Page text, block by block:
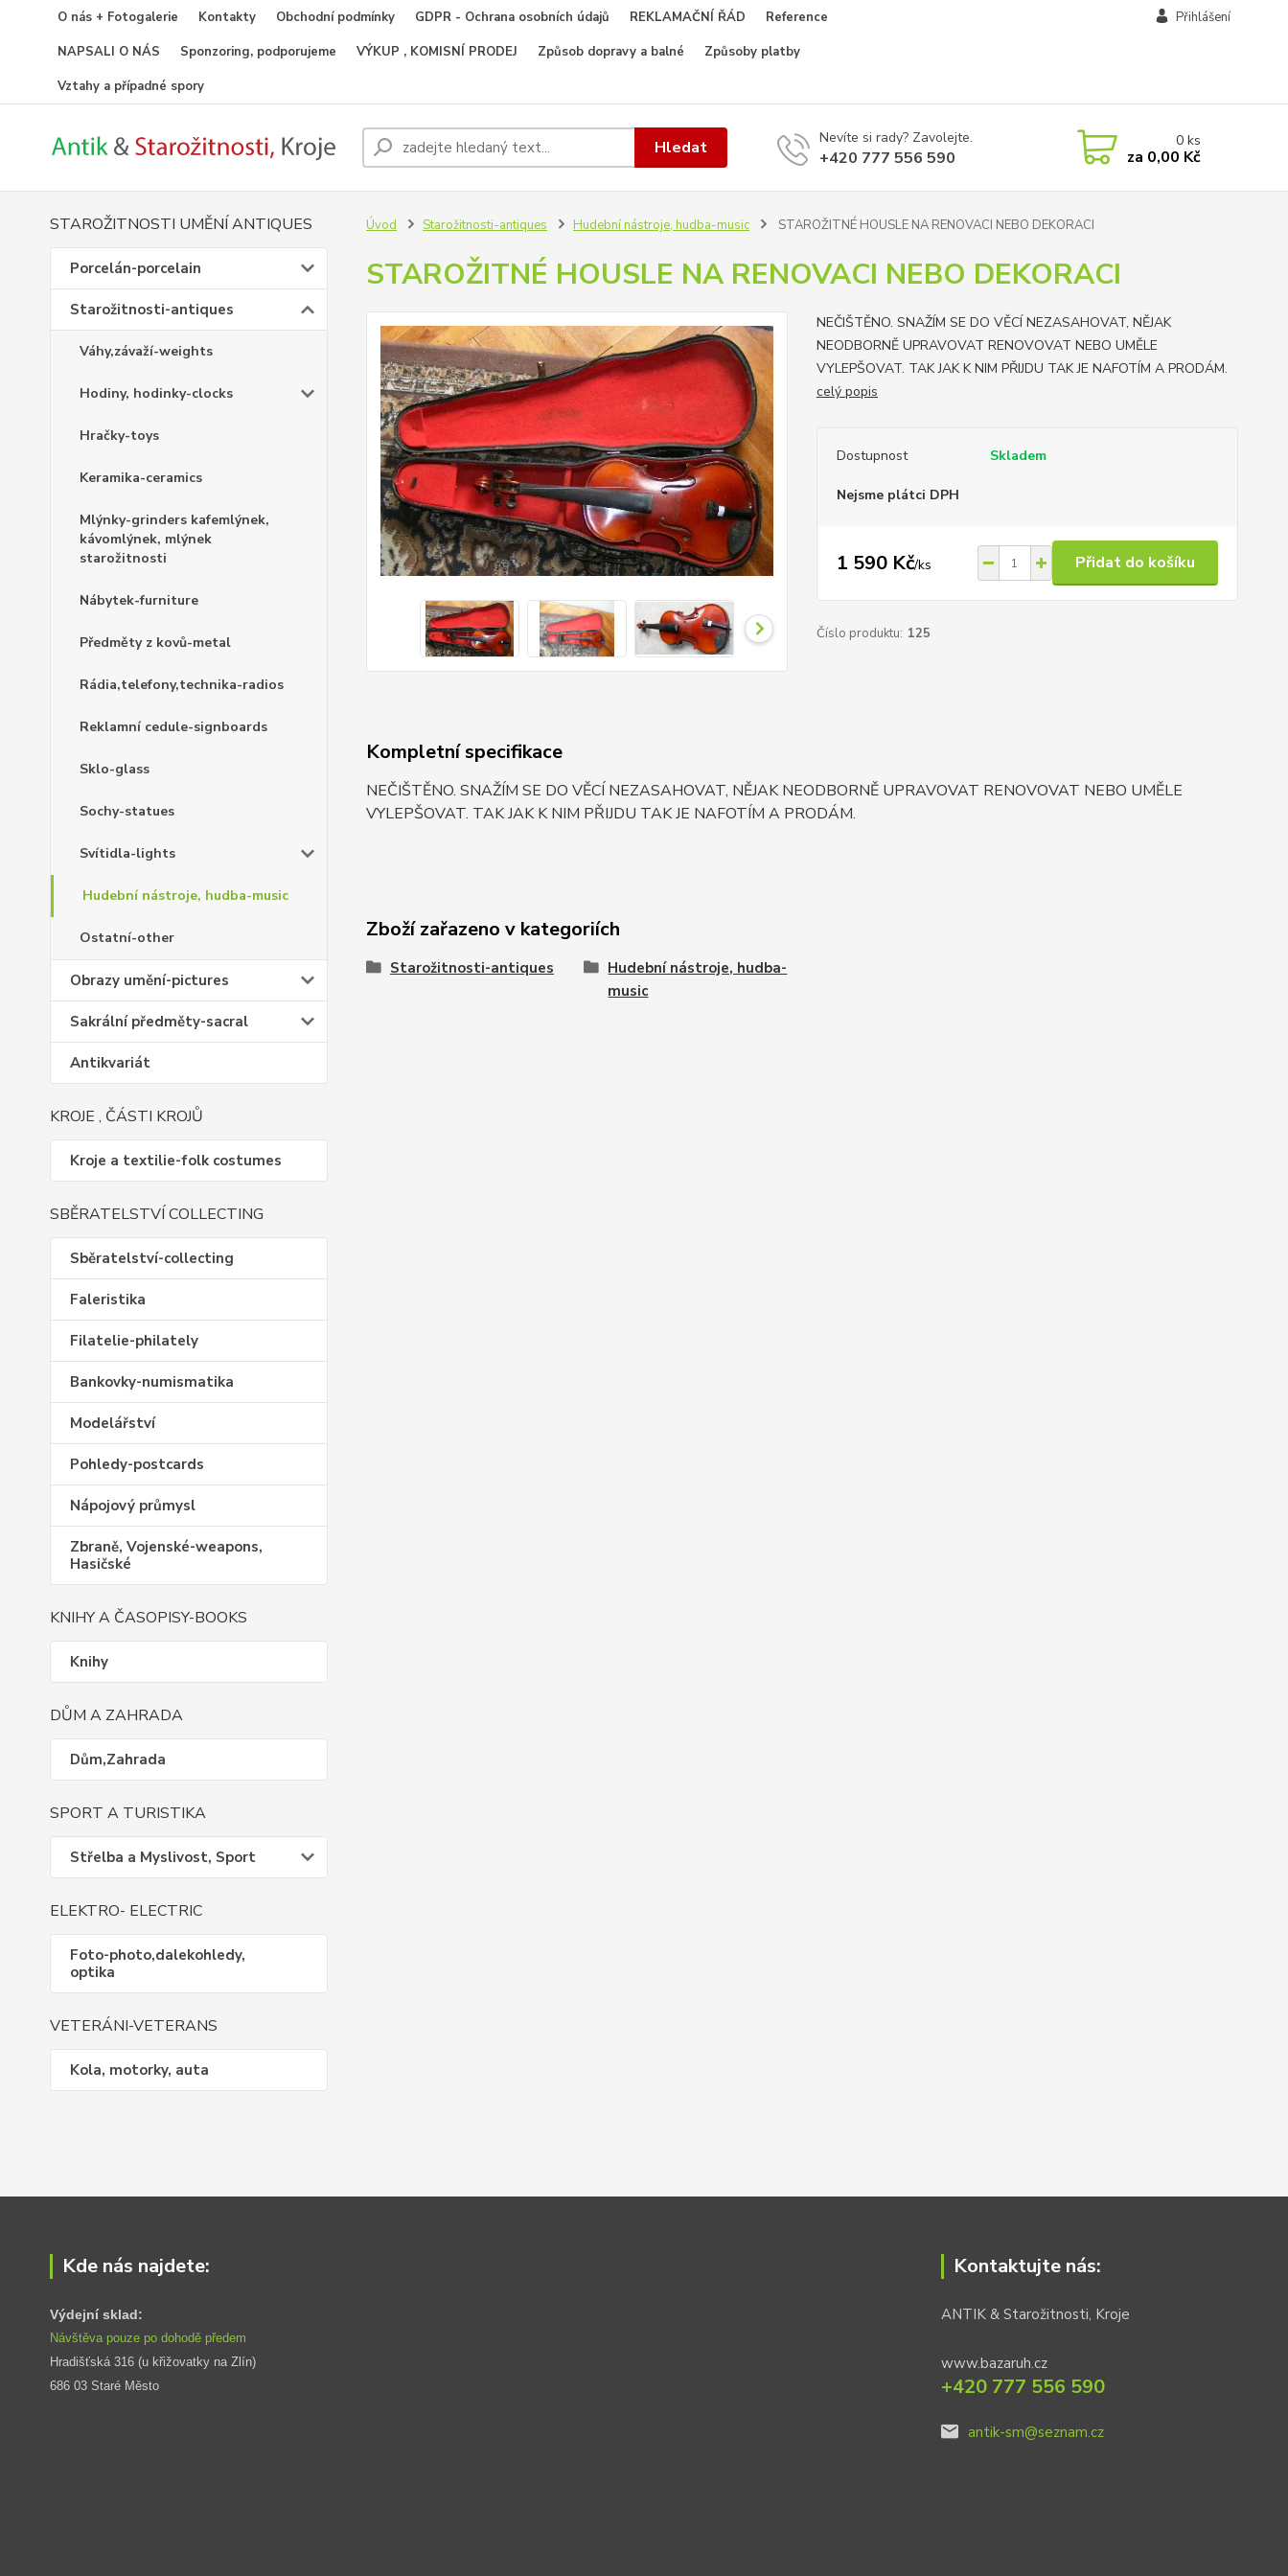
O nás + Fotogalerie Kontakty Obchodní podmínky GDPR - Ochrana osobních údajů REKLAMAČNÍ ŘÁD
Reference
NAPSALI O NÁS
Sponzoring, podporujeme VÝKUP , KOMISNÍ PRODEJ Způsob dopravy a balné
Způsoby platby
Vztahy a případné spory
Přihlášení
Hledat Nevíte si rady? Zavolejte.
+420 777 556 590
0ks
za 0,00 Kč
STAROŽITNOSTI UMĚNÍ ANTIQUES
Porcelán-porcelain
Starožitnosti-antiques
Váhy,závaží-weights
Hodiny, hodinky-clocks
Hračky-toys
Keramika-ceramics
Mlýnky-grinders kafemlýnek,
kávomlýnek, mlýnek
starožitnosti
Nábytek-furniture
Předměty z kovů-metal
Rádia,telefony,technika-radios
Reklamní cedule-signboards
Sklo-glass
Sochy-statues
Svítidla-lights
Hudební nástroje, hudba-music
Ostatní-other
Obrazy umění-pictures
Sakrální předměty-sacral
Antikvariát
KROJE , ČÁSTI KROJŮ
Kroje a textilie-folk costumes
SBĚRATELSTVÍ COLLECTING
Sběratelství-collecting
Faleristika
Filatelie-philately
Bankovky-numismatika
Modelářství
Pohledy-postcards
Nápojový průmysl
Zbraně, Vojenské-weapons,
Hasičské
KNIHY A ČASOPISY-BOOKS
Knihy
DŮM A ZAHRADA
Dům,Zahrada
SPORT A TURISTIKA
Střelba a Myslivost, Sport
ELEKTRO- ELECTRIC
Foto-photo,dalekohledy,
optika
VETERÁNI-VETERANS
Kola, motorky, auta
Úvod Starožitnosti-antiques Hudební nástroje, hudba-music STAROŽITNÉ HOUSLE NA RENOVACI NEBO DEKORACI
STAROŽITNÉ HOUSLE NA RENOVACI NEBO DEKORACI
NEČIŠTĚNO. SNAŽÍM SE DO VĚCÍ NEZASAHOVAT, NĚJAK
NEODBORNĚ UPRAVOVAT RENOVOVAT NEBO UMĚLE
VYLEPŠOVAT. TAK JAK K NIM PŘIJDU TAK JE NAFOTÍM A PRODÁM.
celý popis
Dostupnost Skladem
Nejsme plátci DPH
1 590 Kč/ks Přidat do košíku
Číslo produktu: 125
Kompletní specifikace
NEČIŠTĚNO. SNAŽÍM SE DO VĚCÍ NEZASAHOVAT, NĚJAK NEODBORNĚ UPRAVOVAT RENOVOVAT NEBO UMĚLE
VYLEPŠOVAT. TAK JAK K NIM PŘIJDU TAK JE NAFOTÍM A PRODÁM.
Zboží zařazeno v kategoriích
Starožitnosti-antiques
Hudební nástroje, hudba-
music
Kde nás najdete:
Výdejní sklad:
Návštěva pouze po dohodě předem
Hradišťská 316 (u křižovatky na Zlín)
686 03 Staré Město
Kontaktujte nás:
ANTIK & Starožitnosti, Kroje
www.bazaruh.cz
+420 777 556 590
antik-sm@seznam.cz